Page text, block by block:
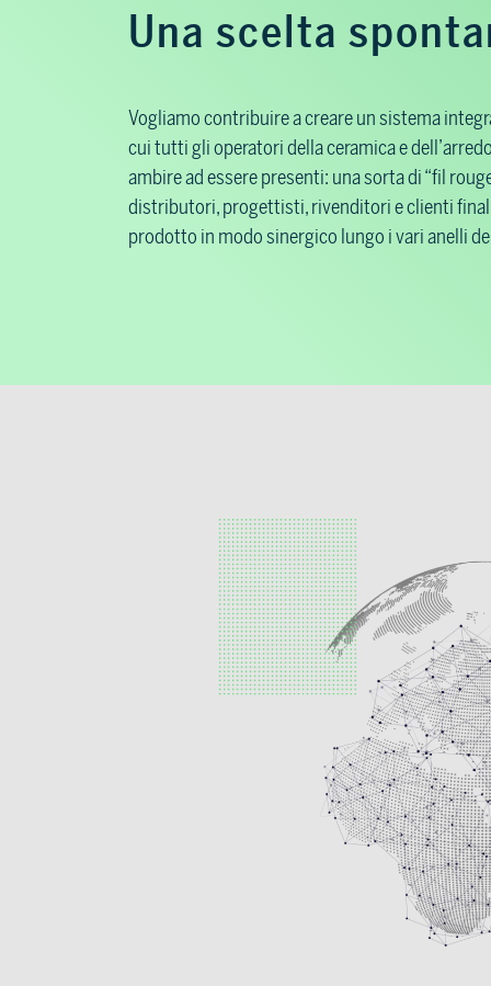
Una scelta
Vogliamo contribuire a creare un sistema
cui tutti gli operatori della ceramica e
ambire ad essere presenti: una sorta di “fil
distributori, progettisti, rivenditori e clienti
prodotto in modo sinergico lungo i vari anelli